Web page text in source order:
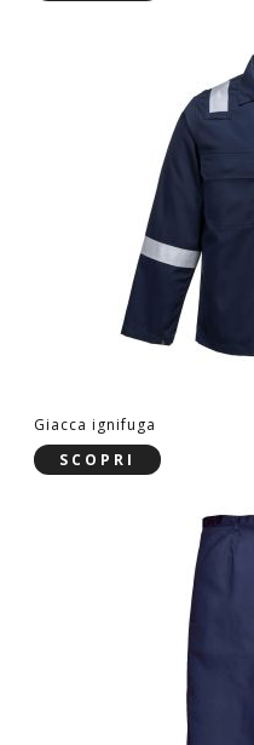
Giacca ignifuga
SCOPRI